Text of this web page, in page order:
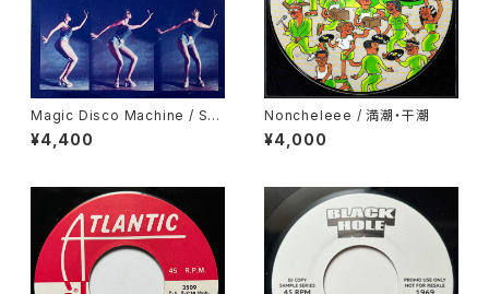
Magic Disco Machine / Scr
atchin'
¥4,400
Noncheleee / 満潮・干潮
¥4,000